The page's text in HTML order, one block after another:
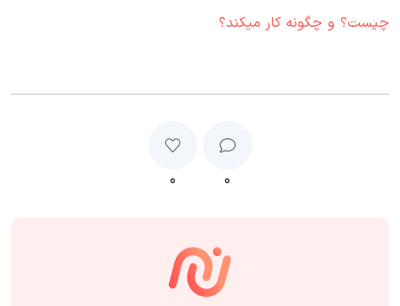
چیست؟ و چگونه کار میکند؟
۰ ۰